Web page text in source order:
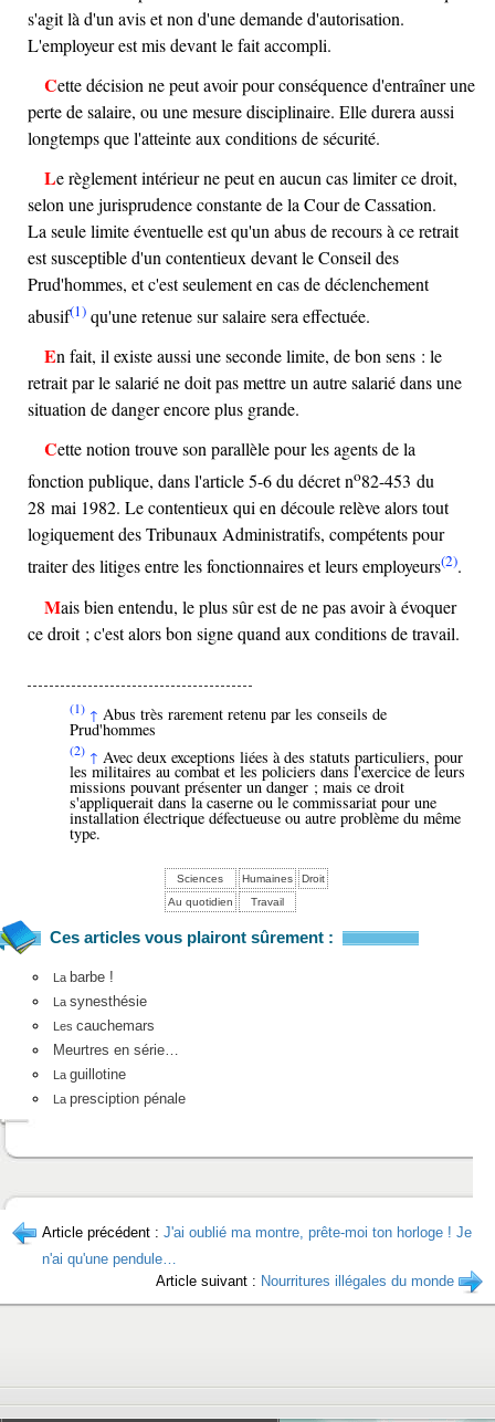
s'agit là d'un avis et non d'une demande d'autorisation.
L'employeur est mis devant le fait accompli.
Cette décision ne peut avoir pour conséquence d'entraîner une
perte de salaire, ou une mesure disciplinaire. Elle durera aussi
longtemps que l'atteinte aux conditions de sécurité.
Le règlement intérieur ne peut en aucun cas limiter ce droit,
selon une jurisprudence constante de la Cour de Cassation.
La seule limite éventuelle est qu'un abus de recours à ce retrait
est susceptible d'un contentieux devant le Conseil des
Prud'hommes, et c'est seulement en cas de déclenchement
abusif(1) qu'une retenue sur salaire sera effectuée.
En fait, il existe aussi une seconde limite, de bon sens : le
retrait par le salarié ne doit pas mettre un autre salarié dans une
situation de danger encore plus grande.
Cette notion trouve son parallèle pour les agents de la
fonction publique, dans l'article 5-6 du décret no82-453 du
28 mai 1982. Le contentieux qui en découle relève alors tout
logiquement des Tribunaux Administratifs, compétents pour
traiter des litiges entre les fonctionnaires et leurs employeurs(2).
Mais bien entendu, le plus sûr est de ne pas avoir à évoquer
ce droit ; c'est alors bon signe quand aux conditions de travail.
(1) ↑ Abus très rarement retenu par les conseils de
Prud'hommes
(2) ↑ Avec deux exceptions liées à des statuts particuliers, pour
les militaires au combat et les policiers dans l'exercice de leurs
missions pouvant présenter un danger ; mais ce droit
s'appliquerait dans la caserne ou le commissariat pour une
installation électrique défectueuse ou autre problème du même
type.
Sciences Humaines
Droit
Au quotidien
Travail
Ces articles vous plairont sûrement :
La barbe !
La synesthésie
Les cauchemars
Meurtres en série…
La guillotine
La presciption pénale
Article précédent : J'ai oublié ma montre, prête-moi ton horloge ! Je
n'ai qu'une pendule…
Article suivant : Nourritures illégales du monde